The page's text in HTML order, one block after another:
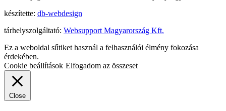
készítette: db-webdesign
tárhelyszolgáltató: Websupport Magyarország Kft.
Ez a weboldal sűtiket használ a felhasználói élmény fokozása
érdekében.
Cookie beállítások Elfogadom az összeset
Close